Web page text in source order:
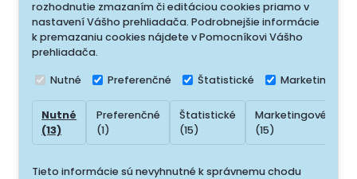
rozhodnutie zmazaním či editáciou cookies priamo v
nastavení Vášho prehliadača. Podrobnejšie informácie
k premazaniu cookies nájdete v Pomocníkovi Vášho
prehliadača.
Nutné Preferenčné Štatistické Marketingové
Nutné
(13)
Preferenčné
(1)
Štatistické
(15)
Marketingové
(15)
Tieto informácie sú nevyhnutné k správnemu chodu